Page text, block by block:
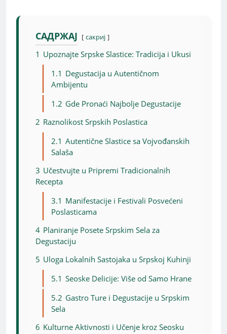
САДРЖАЈ сакриј
1 Upoznajte Srpske Slastice: Tradicija i Ukusi
1.1 Degustacija u Autentičnom
Ambijentu
1.2 Gde Pronaći Najbolje Degustacije
2 Raznolikost Srpskih Poslastica
2.1 Autentične Slastice sa Vojvođanskih
Salaša
3 Učestvujte u Pripremi Tradicionalnih
Recepta
3.1 Manifestacije i Festivali Posvećeni
Poslasticama
4 Planiranje Posete Srpskim Sela za
Degustaciju
5 Uloga Lokalnih Sastojaka u Srpskoj Kuhinji
5.1 Seoske Delicije: Više od Samo Hrane
5.2 Gastro Ture i Degustacije u Srpskim
Sela
6 Kulturne Aktivnosti i Učenje kroz Seosku